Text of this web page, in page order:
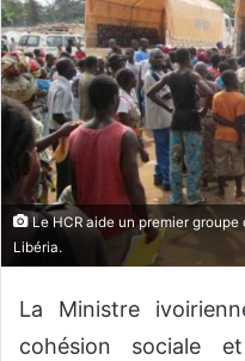
n
c
o
u
r
r
i
e
Le HCR aide un premier
Libéria.
La Ministre
cohésion sociale